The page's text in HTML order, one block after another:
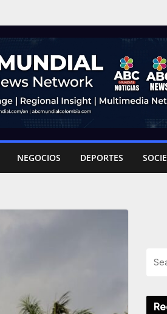
NEGOCIOS DEPORTES